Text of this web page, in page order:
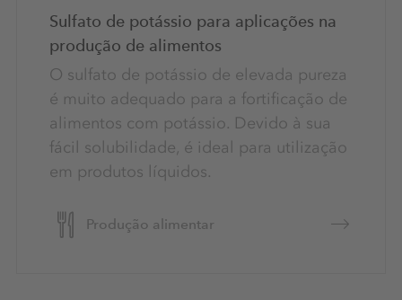
Sulfato de potássio para aplicações na
produção de alimentos
O sulfato de potássio de elevada pureza
é muito adequado para a fortificação de
alimentos com potássio. Devido à sua
fácil solubilidade, é ideal para utilização
em produtos líquidos.
Produção alimentar